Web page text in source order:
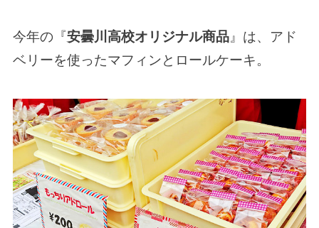
今年の『安曇川高校オリジナル商品』は、アド
ベリーを使ったマフィンとロールケーキ。